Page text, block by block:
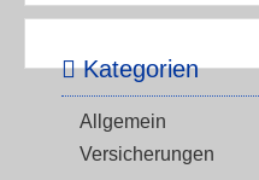
Kategorien
Allgemein
Versicherungen